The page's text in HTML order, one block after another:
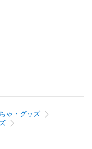
ゃ・グッズ